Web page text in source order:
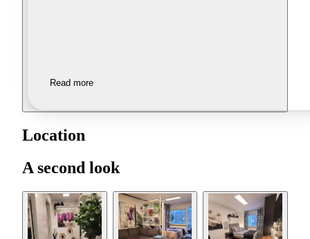
Read more
Location
A second look